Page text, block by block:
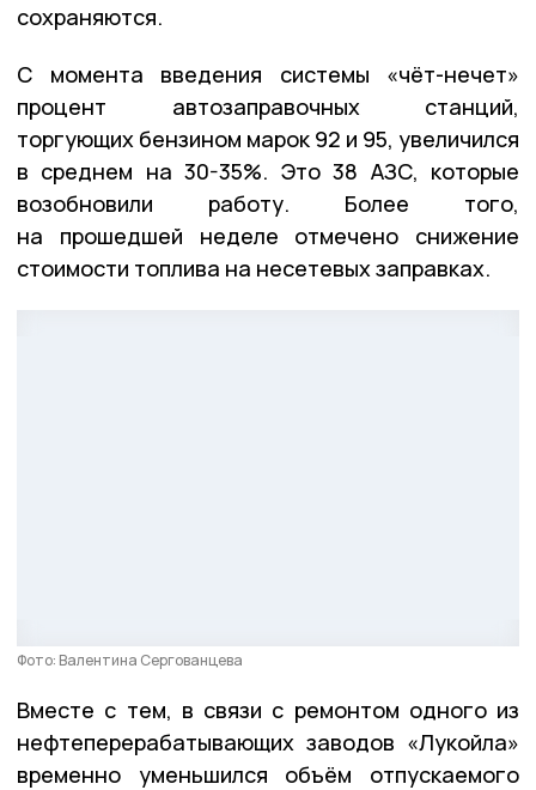
сохраняются.
С момента введения системы «чёт-нечет»
процент автозаправочных станций,
торгующих бензином марок 92 и 95, увеличился
в среднем на 30-35%. Это 38 АЗС, которые
возобновили работу. Более того,
на прошедшей неделе отмечено снижение
стоимости топлива на несетевых заправках.
Фото: Валентина Сергованцева
Вместе с тем, в связи с ремонтом одного из
нефтеперерабатывающих заводов «Лукойла»
временно уменьшился объём отпускаемого